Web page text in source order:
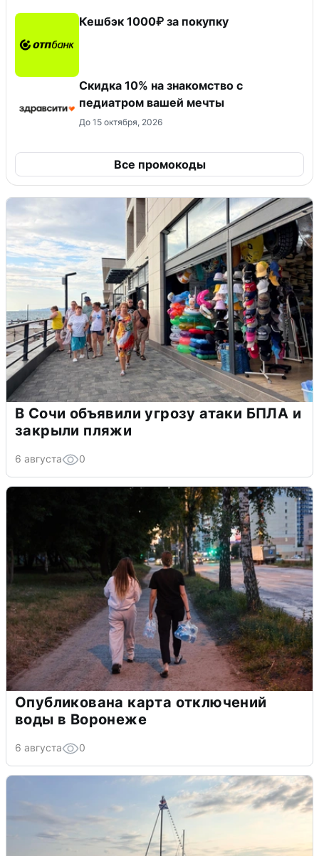
Кешбэк 1000₽ за покупку
Скидка 10% на знакомство с
педиатром вашей мечты
До 15 октября, 2026
Все промокоды
В Сочи объявили угрозу атаки БПЛА и
закрыли пляжи
6 августа 0
Опубликована карта отключений
воды в Воронеже
6 августа 0